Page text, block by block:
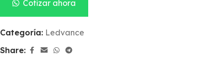
Cotizar ahora
Categoría: Ledvance
Share: